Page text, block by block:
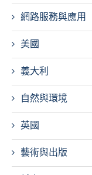
網路服務與應用
美國
義大利
自然與環境
英國
藝術與出版